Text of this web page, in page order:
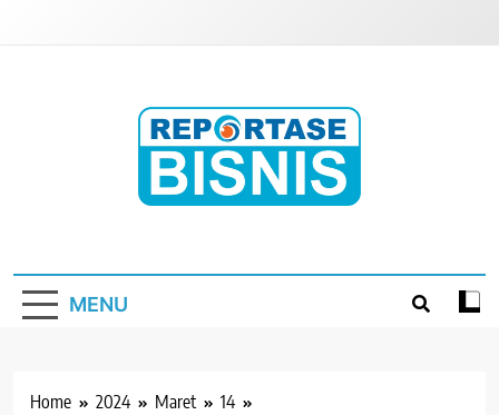
MENU
Home 2024 Maret
14